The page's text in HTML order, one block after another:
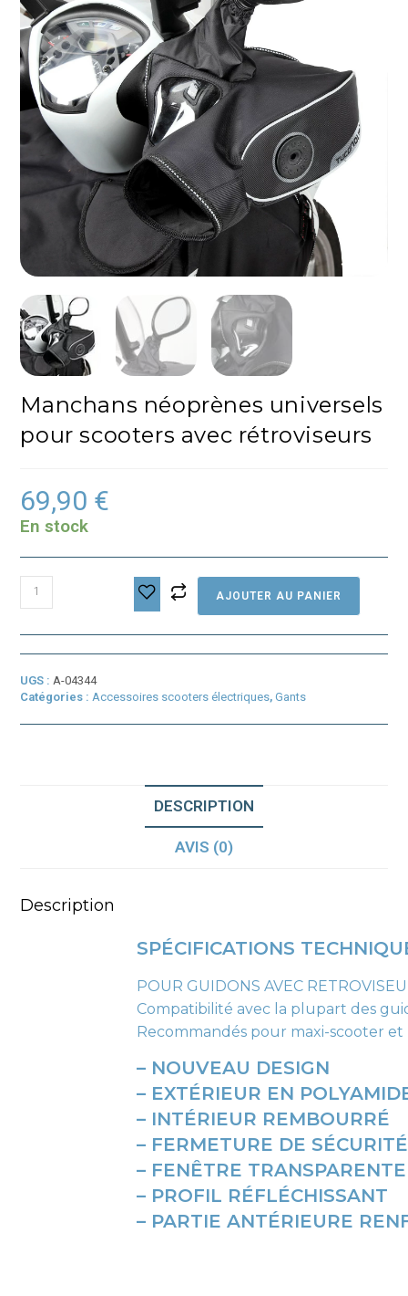
Manchans néoprènes universels
pour scooters avec rétroviseurs
69,90 €
En stock
néoprènes
universels
scooters
avec
rétroviseurs
AJOUTER AU PANIER
UGS : A-04344
Catégories : Accessoires scooters électriques,Gants
DESCRIPTION
AVIS (0)
Description
SPÉCIFICATIONS
POUR GUIDONS AVEC
Compatibilité avec la plupart des
Recommandés pour maxi-scooter
– NOUVEAU DESIGN
– EXTÉRIEUR EN
– INTÉRIEUR REMBOURRÉ
– FERMETURE DE
– FENÊTRE
– PROFIL RÉFLÉCHISSANT
– PARTIE ANTÉRIEURE